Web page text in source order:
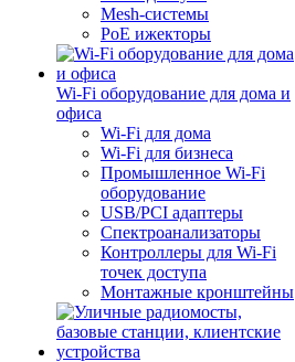
Mesh-системы
PoE ижекторы
Wi-Fi оборудование для дома и
офиса
Wi-Fi для дома
Wi-Fi для бизнеса
Промышленное Wi-Fi
оборудование
USB/PCI адаптеры
Cпектроанализаторы
Контроллеры для Wi-Fi
точек доступа
Монтажные кронштейны